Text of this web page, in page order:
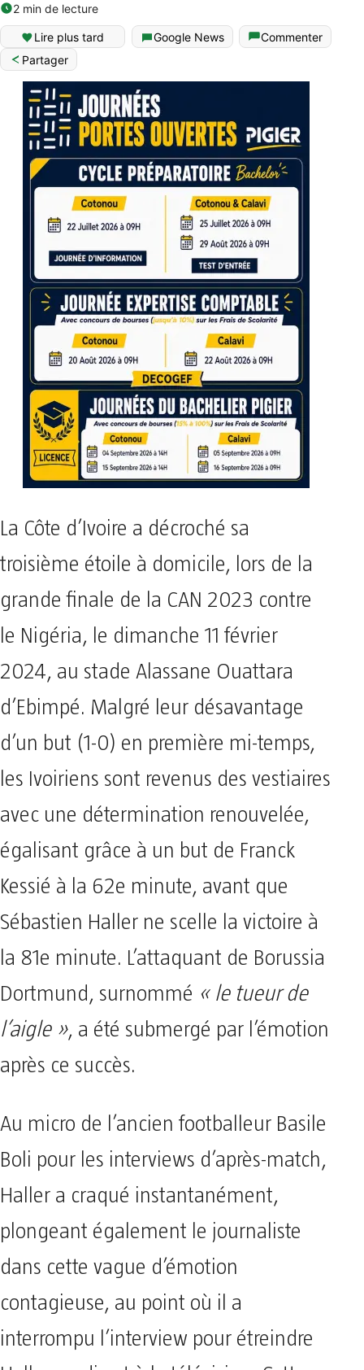
2 min de lecture
Lire plus tard Google News
Commenter
Partager
La Côte d’Ivoire a décroché sa
troisième étoile à domicile, lors de la
grande finale de la CAN 2023 contre
le Nigéria, le dimanche 11 février
2024, au stade Alassane Ouattara
d’Ebimpé. Malgré leur désavantage
d’un but (1-0) en première mi-temps,
les Ivoiriens sont revenus des vestiaires
avec une détermination renouvelée,
égalisant grâce à un but de Franck
Kessié à la 62e minute, avant que
Sébastien Haller ne scelle la victoire à
la 81e minute. L’attaquant de Borussia
Dortmund, surnommé « le tueur de
l’aigle », a été submergé par l’émotion
après ce succès.
Au micro de l’ancien footballeur Basile
Boli pour les interviews d’après-match,
Haller a craqué instantanément,
plongeant également le journaliste
dans cette vague d’émotion
contagieuse, au point où il a
interrompu l’interview pour étreindre